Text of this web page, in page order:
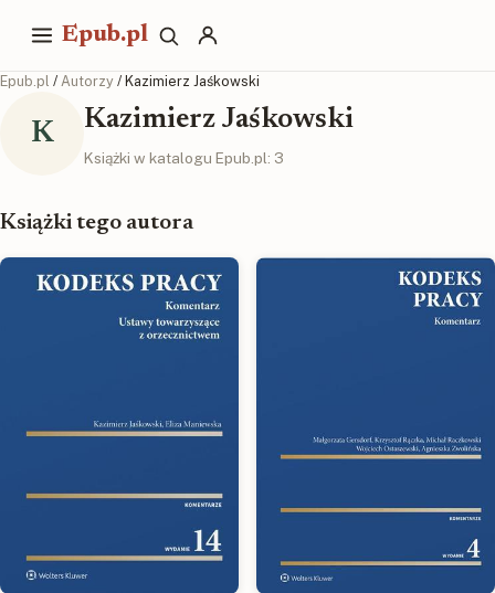
Epub.pl
Epub.pl / Autorzy / Kazimierz Jaśkowski
K Kazimierz Jaśkowski
Książki w katalogu Epub.pl: 3
Książki tego autora